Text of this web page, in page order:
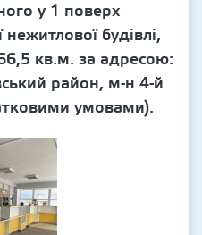
у 1 поверх
будівлі,
кв.м. за адресою:
район, м-н 4-й
умовами).